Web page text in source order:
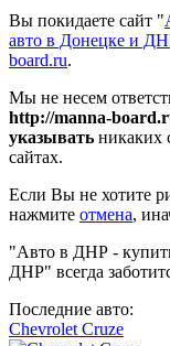
Вы покидаете сайт "
авто в Донецке и
board.ru.
Мы не несем
http://manna-
указывать никаких
сайтах.
Если Вы не хотите
нажмите отмена,
"Авто в ДНР -
ДНР" всегда
Последние авто:
Chevrolet Cruze